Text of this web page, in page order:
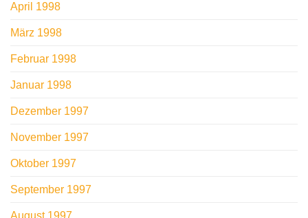
April 1998
März 1998
Februar 1998
Januar 1998
Dezember 1997
November 1997
Oktober 1997
September 1997